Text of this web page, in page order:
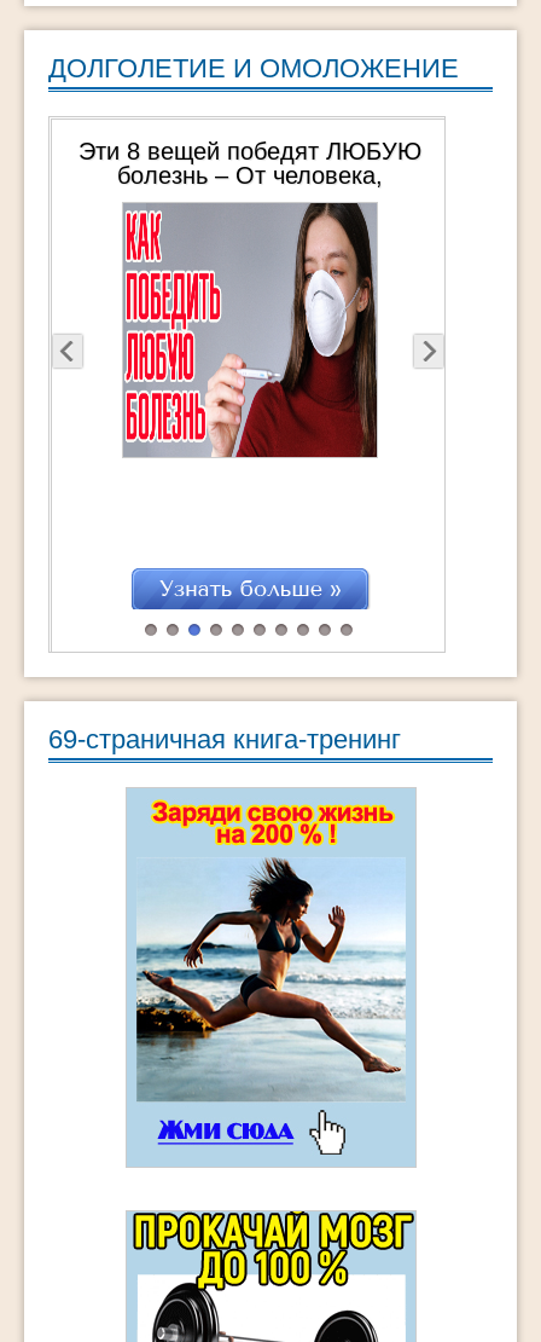
ДОЛГОЛЕТИЕ И ОМОЛОЖЕНИЕ
Эти 8 вещей победят ЛЮБУЮ
болезнь – От человека,
пережившего 3 общих наркоза
69-страничная книга-тренинг